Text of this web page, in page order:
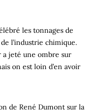
les tonnages de
l’industrie chimique.
jeté une ombre sur
on est loin d’en avoir
de René Dumont sur la